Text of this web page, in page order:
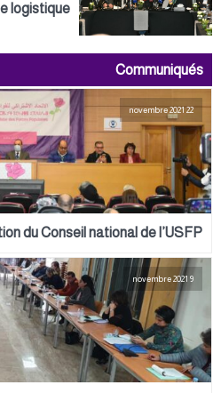
logistique
Communiqués
22 novembre 2021
du Conseil national de l’USFP